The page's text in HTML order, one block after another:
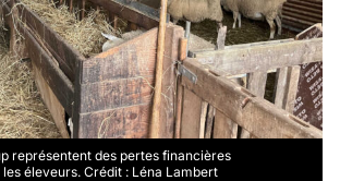
représentent des pertes financières
éleveurs. Crédit : Léna Lambert